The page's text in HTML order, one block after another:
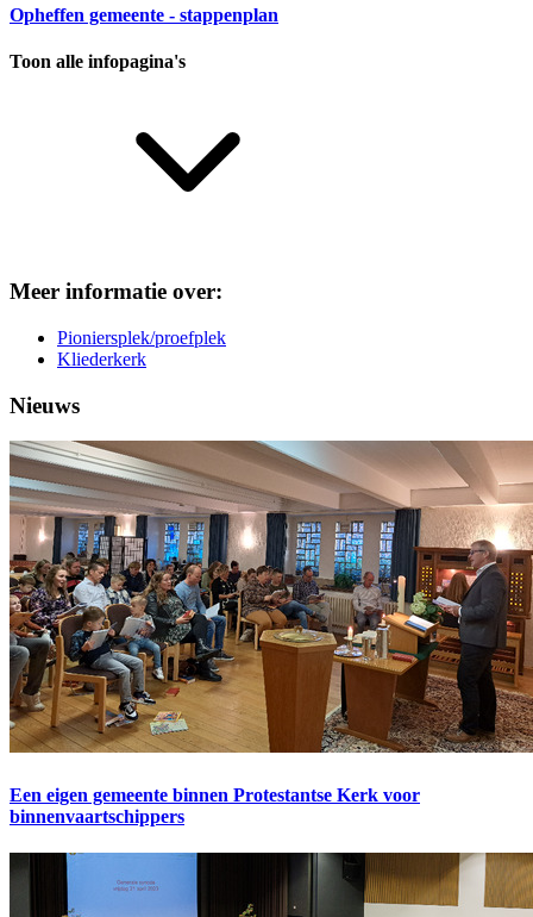
Opheffen gemeente - stappenplan
Toon alle infopagina's
Meer informatie over:
Pioniersplek/proefplek
Kliederkerk
Nieuws
Een eigen gemeente binnen Protestantse Kerk voor
binnenvaartschippers